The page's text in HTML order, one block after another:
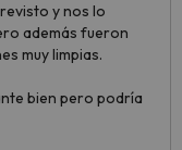
y nos lo
además fueron
muy limpias.
bien pero podría